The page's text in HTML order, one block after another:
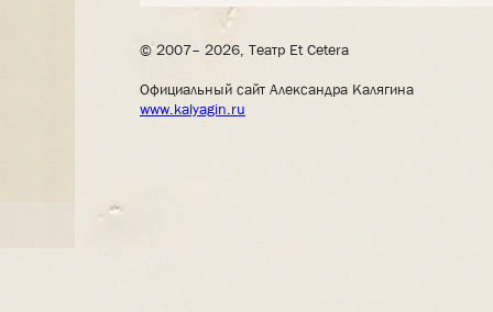
© 2007– 2026, Театр Et Cetera
Официальный сайт Александра Калягина
www.kalyagin.ru